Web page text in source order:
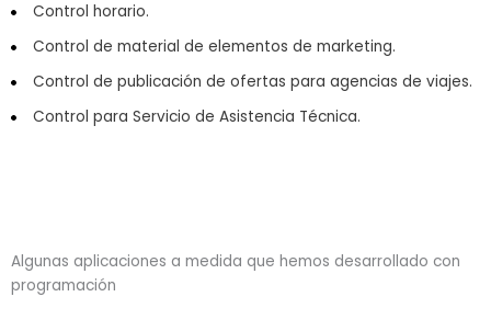
Control horario.
Control de material de elementos de marketing.
Control de publicación de ofertas para agencias de viajes.
Control para Servicio de Asistencia Técnica.
Algunas aplicaciones a medida que hemos desarrollado con
programación